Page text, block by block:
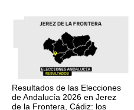
Resultados de las Elecciones
de Andalucía 2026 en Jerez
de la Frontera, Cádiz: los